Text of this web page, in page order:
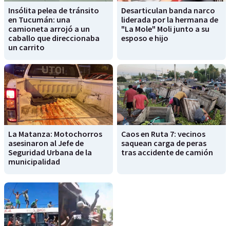
Insólita pelea de tránsito
en Tucumán: una
camioneta arrojó a un
caballo que direccionaba
un carrito
Desarticulan banda narco
liderada por la hermana de
"La Mole" Moli junto a su
esposo e hijo
La Matanza: Motochorros
asesinaron al Jefe de
Seguridad Urbana de la
municipalidad
Caos en Ruta 7: vecinos
saquean carga de peras
tras accidente de camión